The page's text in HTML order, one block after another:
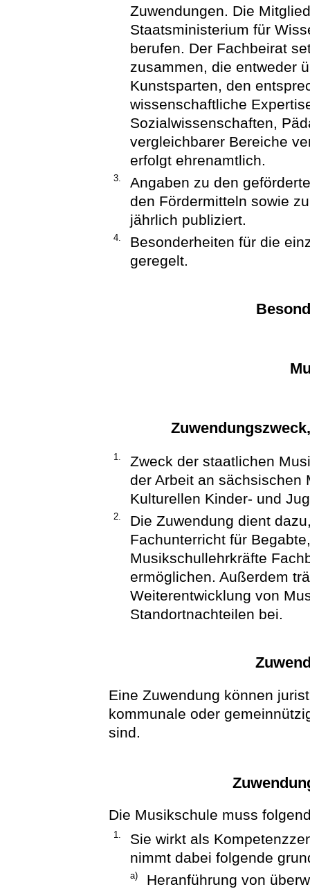
Zuwendungen. Die
Staatsministerium für
berufen. Der Fachbeirat
zusammen, die entweder
Kunstsparten, den
wissenschaftliche
Sozialwissenschaften,
vergleichbarer Bereiche
erfolgt ehrenamtlich.
3.
Angaben zu den
den Fördermitteln sowie
jährlich publiziert.
4.
Besonderheiten für die
geregelt.
1.
Zweck der staatlichen
der Arbeit an sächsischen
Kulturellen Kinder- und
2.
Die Zuwendung dient
Fachunterricht für
Musikschullehrkräfte
ermöglichen. Außerdem
Weiterentwicklung von
Standortnachteilen bei.
Eine Zuwendung können
kommunale oder
sind.
Die Musikschule muss
1.
Sie wirkt als
nimmt dabei folgende
a)
Heranführung von